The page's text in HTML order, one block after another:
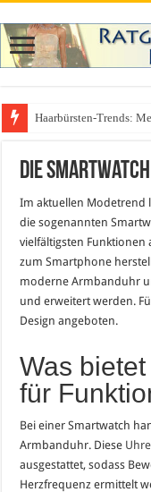
Haarbürsten-Trends:
Die
Im aktuellen Modetrend
die sogenannten
vielfältigsten
zum Smartphone
moderne Armbanduhr
und erweitert werden.
Design angeboten.
Was
für
Bei einer Smartwatch
Armbanduhr. Diese
ausgestattet, sodass
Herzfrequenz ermittelt